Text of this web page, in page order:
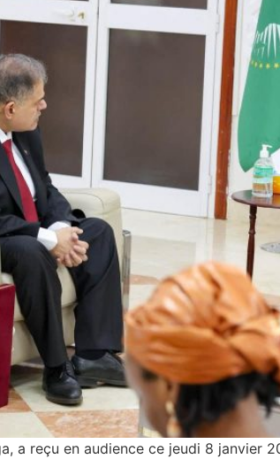
a reçu en audience ce jeudi 8 janvier